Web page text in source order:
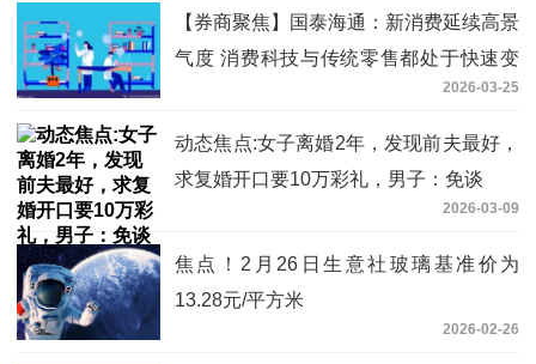
【券商聚焦】国泰海通：新消费延续高景
气度 消费科技与传统零售都处于快速变
2026-03-25
动态焦点:女子离婚2年，发现前夫最好，
求复婚开口要10万彩礼，男子：免谈
2026-03-09
焦点！2月26日生意社玻璃基准价为
13.28元/平方米
2026-02-26